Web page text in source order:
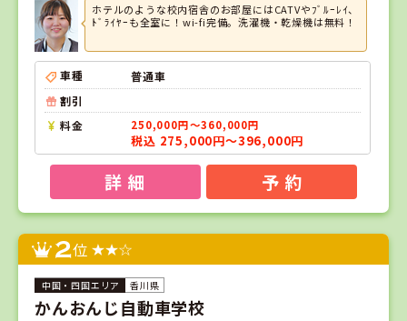
ホテルのような校内宿舎のお部屋にはCATVやﾌﾞﾙｰﾚｲ、
ﾄﾞﾗｲﾔｰも全室に！wi-fi完備。洗濯機・乾燥機は無料！
車種
普通車
割引
料金
250,000円～360,000円
税込 275,000円～396,000円
詳 細 予 約
2位
香川県
かんおんじ自動車学校